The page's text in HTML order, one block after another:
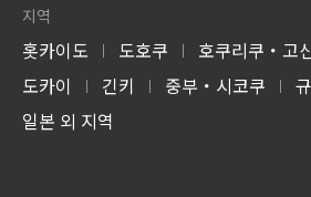
지역
홋카이도 | 도호쿠 | 호쿠리쿠・고
도카이 | 긴키 | 중부・시코쿠 |
일본 외 지역